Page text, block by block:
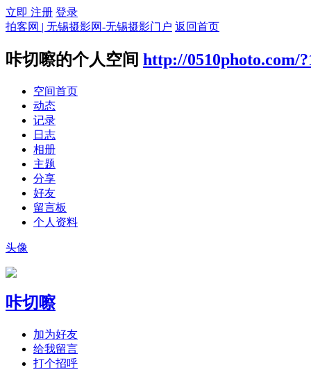
立即 注册 登录
拍客网 | 无锡摄影网-无锡摄影门户 返回首页
咔切嚓的个人空间 http://0510photo.com/
空间首页
动态
记录
日志
相册
主题
分享
好友
留言板
个人资料
头像
咔切嚓
加为好友
给我留言
打个招呼